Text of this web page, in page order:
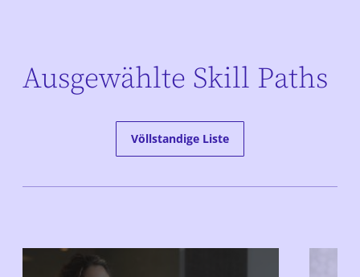
Ausgewählte Skill Paths
Völlstandige Liste